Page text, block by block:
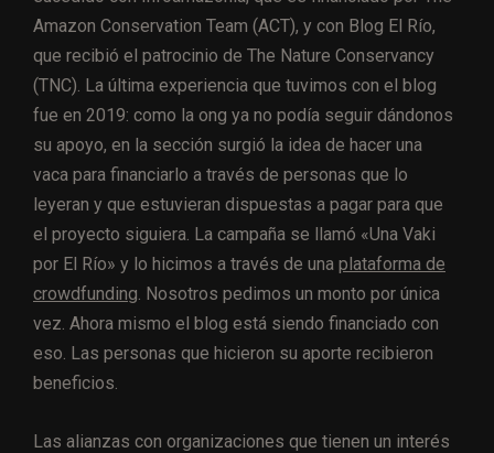
Amazon Conservation Team (ACT), y con Blog El Río,
que recibió el patrocinio de The Nature Conservancy
(TNC). La última experiencia que tuvimos con el blog
fue en 2019: como la ong ya no podía seguir dándonos
su apoyo, en la sección surgió la idea de hacer una
vaca para financiarlo a través de personas que lo
leyeran y que estuvieran dispuestas a pagar para que
el proyecto siguiera. La campaña se llamó «Una Vaki
por El Río» y lo hicimos a través de una plataforma de
crowdfunding Nosotros pedimos un monto por única
vez. Ahora mismo el blog está siendo financiado con
eso. Las personas que hicieron su aporte recibieron
beneficios.
Las alianzas con organizaciones que tienen un interés